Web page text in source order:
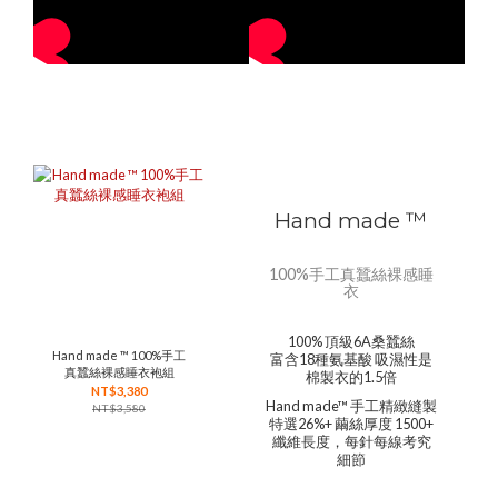
Hand made ™ 100%手工
真蠶絲裸感睡衣袍組
NT$3,380
NT$3,580
Hand made ™
100%手工真蠶絲裸感睡
衣
100% 頂級6A桑蠶絲
富含18種氨基酸 吸濕性是
棉製衣的1.5倍
Hand made™ 手工精緻縫製
特選26%+ 繭絲厚度 1500+
纖維長度，每針每線考究
細節